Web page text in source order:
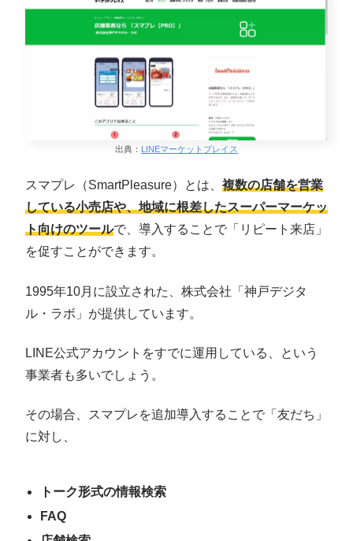
出典： LINEマーケットプレイス
スマプレ（SmartPleasure）とは、 複数の店舗を営業
している小売店や、地域に根差したスーパーマーケッ
ト向けのツールで、導入することで「リピート来店」
を促すことができます。
1995年10月に設立された、株式会社「神戸デジタ
ル・ラボ」が提供しています。
LINE公式アカウントをすでに運用している、という
事業者も多いでしょう。
その場合、スマプレを追加導入することで「友だち」
に対し、
トーク形式の情報検索
FAQ